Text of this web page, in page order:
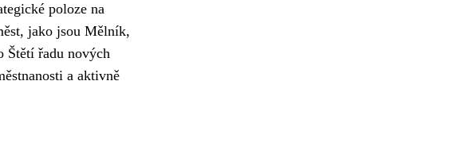
poloze na
jako jsou Mělník,
Štětí řadu nových
a aktivně